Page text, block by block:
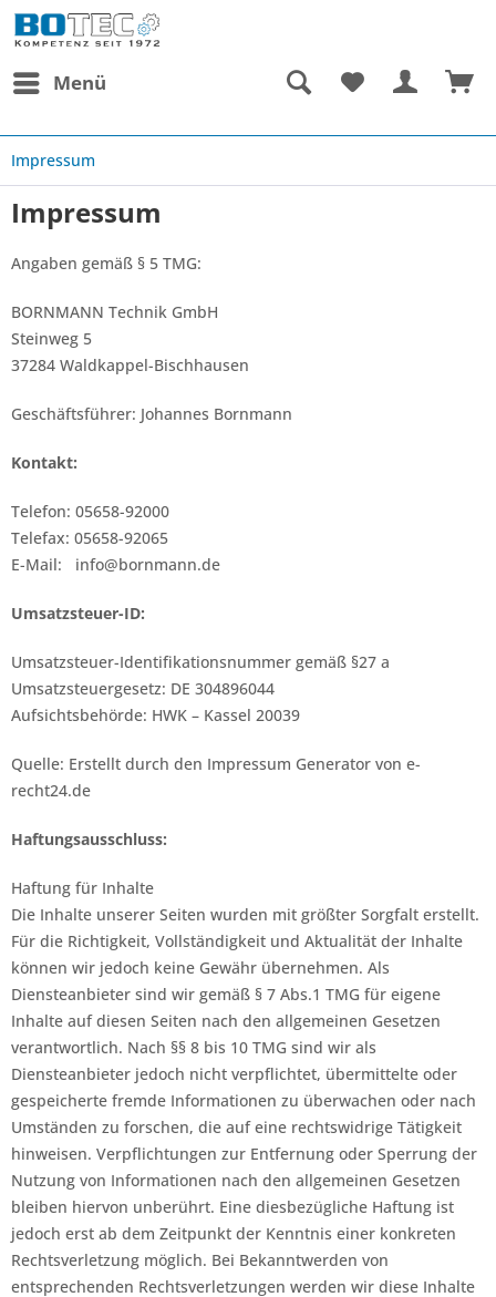
Menü
Impressum
Impressum
Angaben gemäß § 5 TMG:
BORNMANN Technik GmbH
Steinweg 5
37284 Waldkappel-Bischhausen
Geschäftsführer: Johannes Bornmann
Kontakt:
Telefon: 05658-92000
Telefax: 05658-92065
E-Mail: info@bornmann.de
Umsatzsteuer-ID:
Umsatzsteuer-Identifikationsnummer gemäß §27 a
Umsatzsteuergesetz: DE 304896044
Aufsichtsbehörde: HWK – Kassel 20039
Quelle: Erstellt durch den Impressum Generator von e-
recht24.de
Haftungsausschluss:
Haftung für Inhalte
Die Inhalte unserer Seiten wurden mit größter Sorgfalt erstellt.
Für die Richtigkeit, Vollständigkeit und Aktualität der Inhalte
können wir jedoch keine Gewähr übernehmen. Als
Diensteanbieter sind wir gemäß § 7 Abs.1 TMG für eigene
Inhalte auf diesen Seiten nach den allgemeinen Gesetzen
verantwortlich. Nach §§ 8 bis 10 TMG sind wir als
Diensteanbieter jedoch nicht verpflichtet, übermittelte oder
gespeicherte fremde Informationen zu überwachen oder nach
Umständen zu forschen, die auf eine rechtswidrige Tätigkeit
hinweisen. Verpflichtungen zur Entfernung oder Sperrung der
Nutzung von Informationen nach den allgemeinen Gesetzen
bleiben hiervon unberührt. Eine diesbezügliche Haftung ist
jedoch erst ab dem Zeitpunkt der Kenntnis einer konkreten
Rechtsverletzung möglich. Bei Bekanntwerden von
entsprechenden Rechtsverletzungen werden wir diese Inhalte